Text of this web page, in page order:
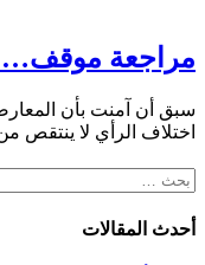
مراجعة موقف…
سبق أن آمنت بأن
اختلاف الرأي لا ينتقص
البحث
أحدث المقالات